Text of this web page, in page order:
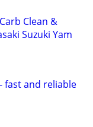
Clean &
Suzuki Yam
fast and reliable